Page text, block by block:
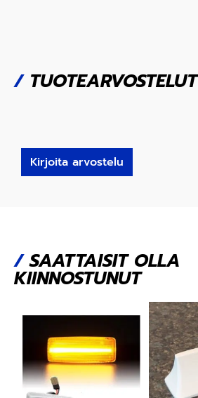
/TUOTEARVOSTELUT
Kirjoita arvostelu
/SAATTAISIT OLLA
KIINNOSTUNUT